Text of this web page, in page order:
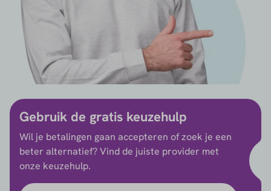
Gebruik de gratis keuzehulp
Wil je betalingen gaan accepteren of zoek je een
beter alternatief? Vind de juiste provider met
onze keuzehulp.